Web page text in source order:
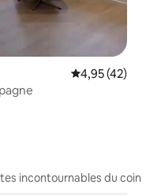
Note
4,95 (42)
incontournables du coin